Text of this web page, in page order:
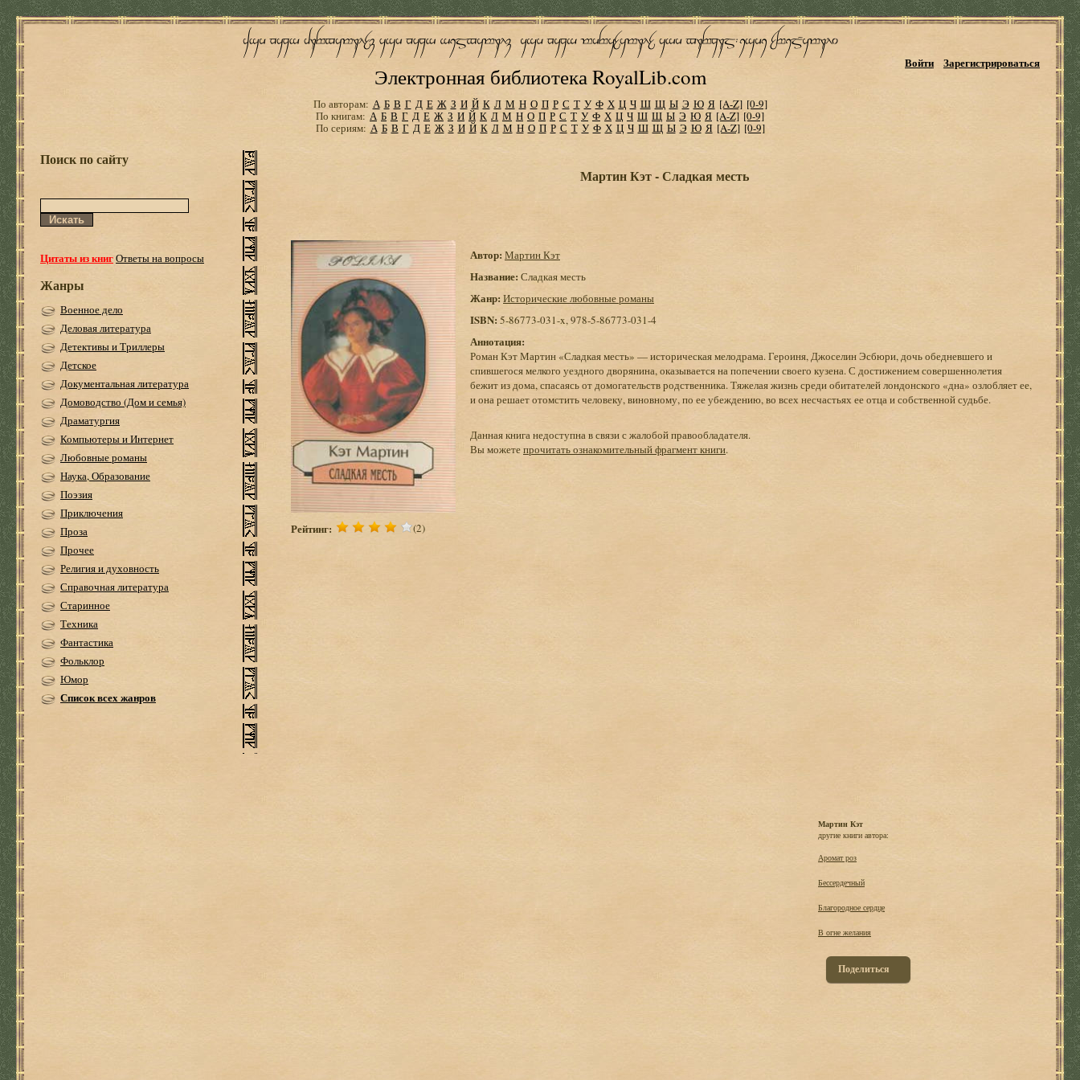
Электронная библиотека RoyalLib.com
Войти Зарегистрироваться
По авторам: А Б В Г Д Е Ж З И Й К Л М Н О П Р С Т У Ф Х Ц Ч Ш Щ Ы Э Ю Я [A-Z] [0-9]
По книгам: А Б В Г Д Е Ж З И Й К Л М Н О П Р С Т У Ф Х Ц Ч Ш Щ Ы Э Ю Я [A-Z] [0-9]
По сериям: А Б В Г Д Е Ж З И Й К Л М Н О П Р С Т У Ф Х Ц Ч Ш Щ Ы Э Ю Я [A-Z] [0-9]
Поиск по сайту
Цитаты из книгОтветы на вопросы
Жанры
Военное дело
Деловая литература
Детективы и Триллеры
Детское
Документальная литература
Домоводство (Дом и семья)
Драматургия
Компьютеры и Интернет
Любовные романы
Наука, Образование
Поэзия
Приключения
Проза
Прочее
Религия и духовность
Справочная литература
Старинное
Техника
Фантастика
Фольклор
Юмор
Список всех жанров
Мартин Кэт - Сладкая месть
Рейтинг: (2)
Автор: Мартин Кэт
Название: Сладкая месть
Жанр: Исторические любовные романы
ISBN: 5-86773-031-x, 978-5-86773-031-4
Аннотация:
Роман Кэт Мартин «Сладкая месть» — историческая мелодрама. Героиня, Джоселин Эсбюри, дочь обедневшего и
спившегося мелкого уездного дворянина, оказывается на попечении своего кузена. С достижением совершеннолетия
бежит из дома, спасаясь от домогательств родственника. Тяжелая жизнь среди обитателей лондонского «дна» озлобляет ее,
и она решает отомстить человеку, виновному, по ее убеждению, во всех несчастьях ее отца и собственной судьбе.
Данная книга недоступна в связи с жалобой правообладателя.
Вы можетепрочитать ознакомительный фрагмент книги.
Мартин Кэт
другие книги автора:
Аромат роз
Бессердечный
Благородное сердце
В огне желания
Поделиться